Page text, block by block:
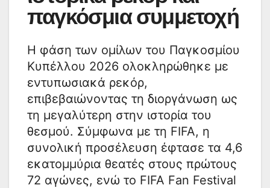
παγκόσμια συμμετοχή
Η φάση των ομίλων του Παγκοσμίου
Κυπέλλου 2026 ολοκληρώθηκε με
εντυπωσιακά ρεκόρ,
επιβεβαιώνοντας τη διοργάνωση ως
τη μεγαλύτερη στην ιστορία του
θεσμού. Σύμφωνα με τη FIFA, η
συνολική προσέλευση έφτασε τα 4,6
εκατομμύρια θεατές στους πρώτους
72 αγώνες, ενώ το FIFA Fan Festival